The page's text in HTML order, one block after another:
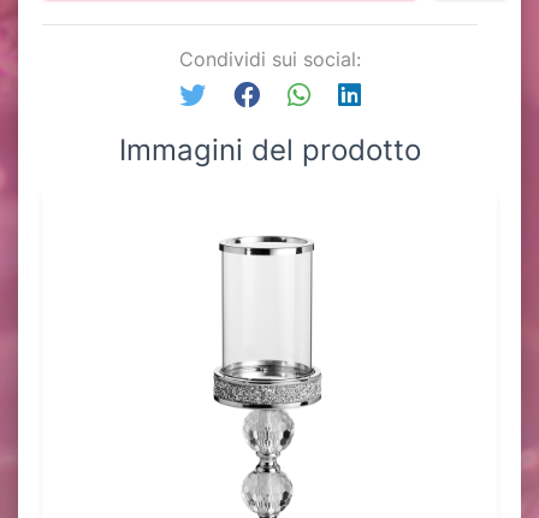
Condividi sui social:
Immagini del prodotto